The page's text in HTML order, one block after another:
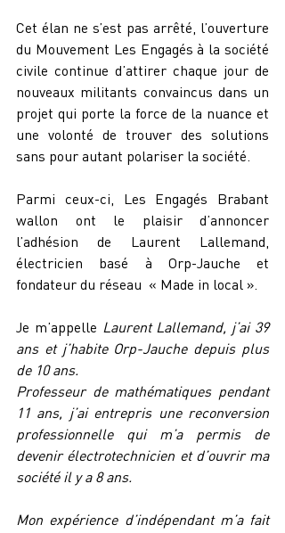
Cet élan ne s’est pas arrêté, l’ouverture
du Mouvement Les Engagés à la société
civile continue d’attirer chaque jour de
nouveaux militants convaincus dans un
projet qui porte la force de la nuance et
une volonté de trouver des solutions
sans pour autant polariser la société.
Parmi ceux-ci, Les Engagés Brabant
wallon ont le plaisir d’annoncer
l’adhésion de Laurent Lallemand,
électricien basé à Orp-Jauche et
fondateur du réseau  « Made in local ».
Je m’appelle Laurent Lallemand, j’ai 39
ans et j’habite Orp-Jauche depuis plus
de 10 ans.
Professeur de mathématiques pendant
11 ans, j’ai entrepris une reconversion
professionnelle qui m’a permis de
devenir électrotechnicien et d’ouvrir ma
société il y a 8 ans.
Mon expérience d’indépendant m’a fait